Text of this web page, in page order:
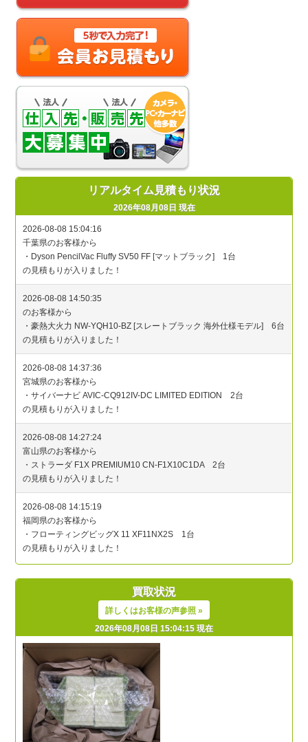
リアルタイム見積もり状況
2026年08月08日 現在
買取状況
詳しくはお客様の声参照 »
2026年08月08日 15:04:15 現在